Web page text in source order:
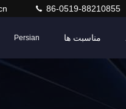
86-0519-88210855
مناسبت ها Persian